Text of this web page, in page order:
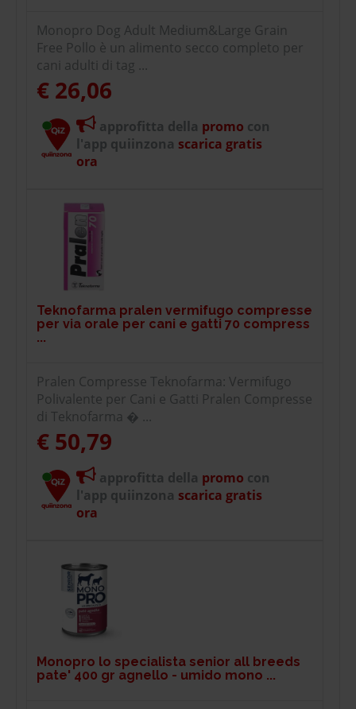
Monopro Dog Adult Medium&Large Grain
Free Pollo è un alimento secco completo per
cani adulti di tag ...
€ 26,06
approfitta della promo con
l'app quiinzona scarica gratis
ora
Teknofarma pralen vermifugo compresse
per via orale per cani e gatti 70 compress
...
Pralen Compresse Teknofarma: Vermifugo
Polivalente per Cani e Gatti Pralen Compresse
di Teknofarma � ...
€ 50,79
approfitta della promo con
l'app quiinzona scarica gratis
ora
Monopro lo specialista senior all breeds
pate' 400 gr agnello - umido mono ...